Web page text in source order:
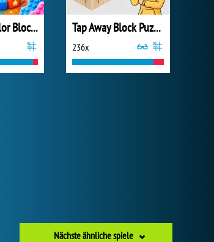
Blockibo: Color Blocks Tap Away Block Puzzle 3D
236x
Nächste ähnliche spiele